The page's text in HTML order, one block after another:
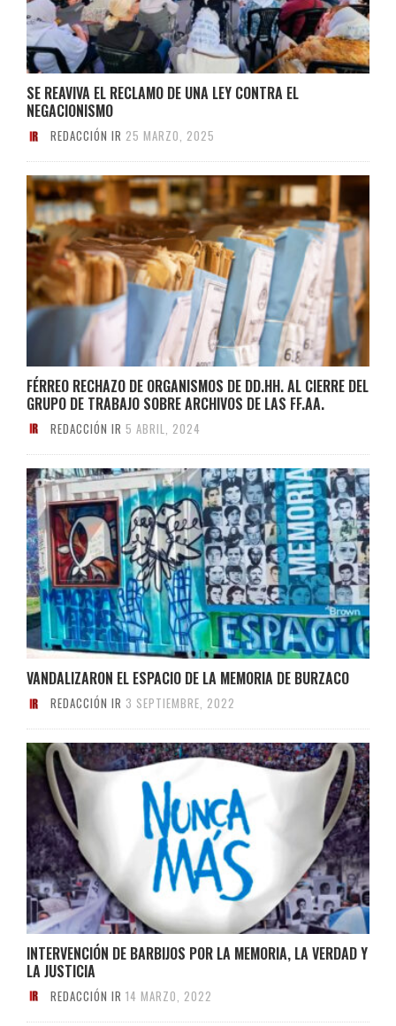
SE REAVIVA EL RECLAMO DE UNA LEY CONTRA EL
NEGACIONISMO
REDACCIÓN IR 25 MARZO, 2025
FÉRREO RECHAZO DE ORGANISMOS DE DD.HH. AL CIERRE DEL
GRUPO DE TRABAJO SOBRE ARCHIVOS DE LAS FF.AA.
REDACCIÓN IR 5 ABRIL, 2024
VANDALIZARON EL ESPACIO DE LA MEMORIA DE BURZACO
REDACCIÓN IR 3 SEPTIEMBRE, 2022
INTERVENCIÓN DE BARBIJOS POR LA MEMORIA, LA VERDAD Y
LA JUSTICIA
REDACCIÓN IR 14 MARZO, 2022